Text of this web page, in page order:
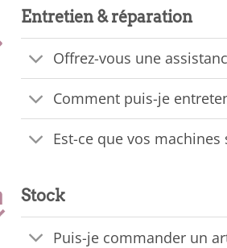
Entretien & réparation
Offrez-vous une
Comment puis-je
Est-ce que vos machines
Stock
Puis-je commander un